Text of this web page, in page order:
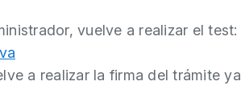
vuelve a realizar el test:
a realizar la firma del trámite